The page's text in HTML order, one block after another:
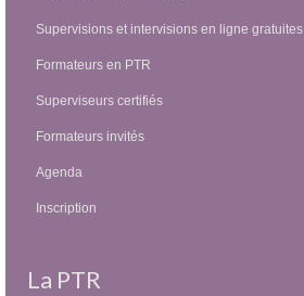
Supervisions et intervisions en ligne gratuites
Formateurs en PTR
Superviseurs certifiés
Formateurs invités
Agenda
Inscription
La PTR